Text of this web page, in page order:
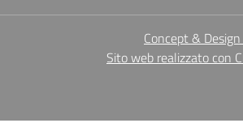
Concept &
Sito web realizzato con